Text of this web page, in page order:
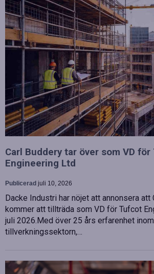
Carl Buddery tar över som VD
Engineering Ltd
Publicerad juli 10, 2026
Dacke Industri har nöjet att annonsera att
kommer att tillträda som VD för Tufcot
juli 2026.Med över 25 års erfarenhet
tillverkningssektorn,…